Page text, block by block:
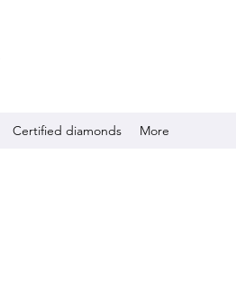
Certified diamonds More